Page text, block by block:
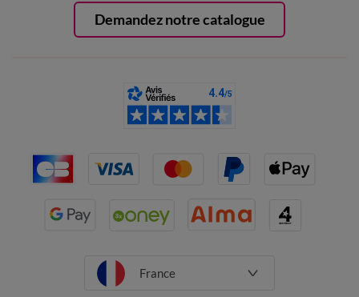
Demandez notre catalogue
France